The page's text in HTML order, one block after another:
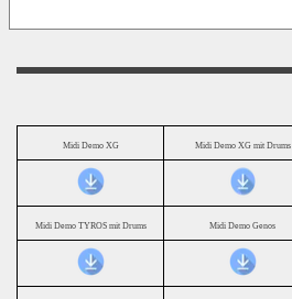
Midi Demo XG Midi Demo XG mit Drums
Midi Demo TYROS mit Drums Midi Demo Genos